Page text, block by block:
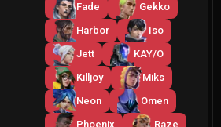
Fade
Gekko
Harbor
Iso
Jett
KAY/O
Killjoy
Miks
Neon
Omen
Phoenix
Raze